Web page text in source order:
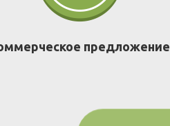
предложение